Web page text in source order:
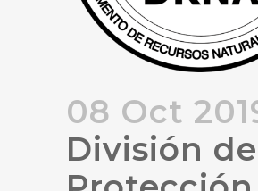
08 Oct
División de